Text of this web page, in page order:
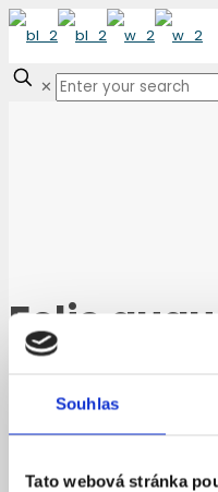
Souhlas
Tato webová stránka
✕
Felis
semper